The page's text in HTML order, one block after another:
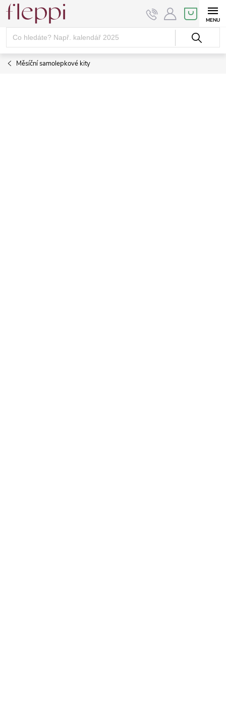
Přejít
obsah
NÁKUPNÍ
KOŠÍK
Měsíční samolepkové kity